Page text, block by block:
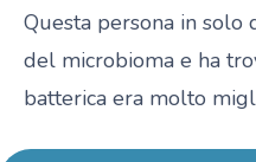
Questa persona in
del microbioma e ha
batterica era molto